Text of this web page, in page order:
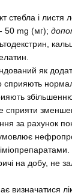
стебла і листя
50 mg (мг);
як
збільшенню
сприяти
за рахунок
на добу, не
визначатися